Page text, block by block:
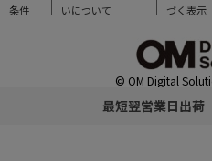
最短翌営業日出荷
条件
いについて
づく表示
© OM Digital